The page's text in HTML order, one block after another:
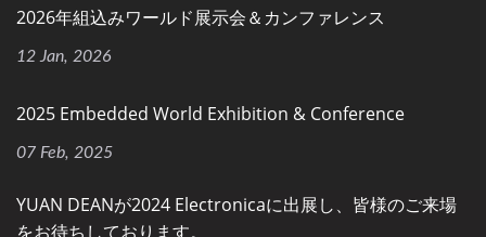
2026年組込みワールド展示会＆カンファレンス
12 Jan, 2026
2025 Embedded World Exhibition & Conference
07 Feb, 2025
YUAN DEANが2024 Electronicaに出展し、皆様のご来場
をお待ちしております。